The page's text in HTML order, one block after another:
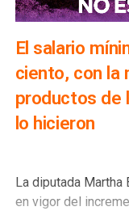
El salario
ciento, con la
productos de
lo hicieron
La diputada Martha
en vigor del